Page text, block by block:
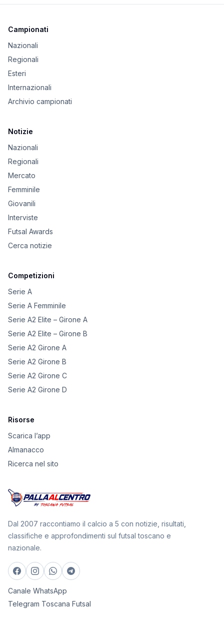
Campionati
Nazionali
Regionali
Esteri
Internazionali
Archivio campionati
Notizie
Nazionali
Regionali
Mercato
Femminile
Giovanili
Interviste
Futsal Awards
Cerca notizie
Competizioni
Serie A
Serie A Femminile
Serie A2 Elite – Girone A
Serie A2 Elite – Girone B
Serie A2 Girone A
Serie A2 Girone B
Serie A2 Girone C
Serie A2 Girone D
Risorse
Scarica l’app
Almanacco
Ricerca nel sito
Dal 2007 raccontiamo il calcio a 5 con notizie, risultati,
classifiche e approfondimenti sul futsal toscano e
nazionale.
Canale WhatsApp
Telegram Toscana Futsal